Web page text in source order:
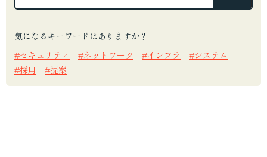
気になるキーワードはありますか？
セキュリティ
ネットワーク インフラ
システム
採用
提案